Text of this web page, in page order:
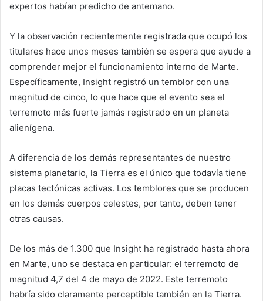
expertos habían predicho de antemano.
Y la observación recientemente registrada que ocupó los
titulares hace unos meses también se espera que ayude a
comprender mejor el funcionamiento interno de Marte.
Específicamente, Insight registró un temblor con una
magnitud de cinco, lo que hace que el evento sea el
terremoto más fuerte jamás registrado en un planeta
alienígena.
A diferencia de los demás representantes de nuestro
sistema planetario, la Tierra es el único que todavía tiene
placas tectónicas activas. Los temblores que se producen
en los demás cuerpos celestes, por tanto, deben tener
otras causas.
De los más de 1.300 que Insight ha registrado hasta ahora
en Marte, uno se destaca en particular: el terremoto de
magnitud 4,7 del 4 de mayo de 2022. Este terremoto
habría sido claramente perceptible también en la Tierra.